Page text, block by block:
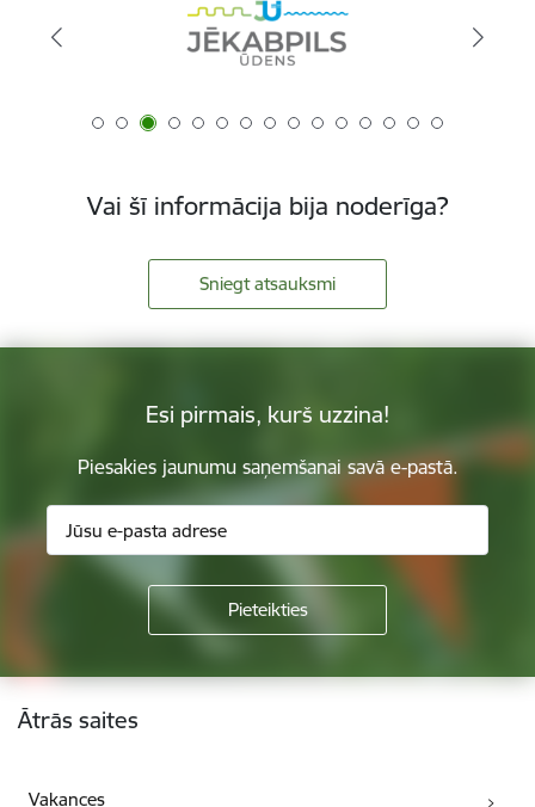
Vai šī informācija bija noderīga?
Sniegt atsauksmi
Esi pirmais, kurš uzzina!
Piesakies jaunumu saņemšanai savā e-pastā.
Kājene
Ātrās saites
Vakances